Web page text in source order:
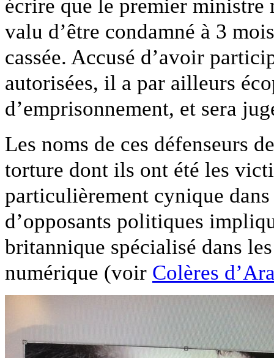
écrire que le premier ministre
valu d’être condamné à 3
cassée. Accusé d’avoir
autorisées, il a par ailleurs
d’emprisonnement, et sera
Les noms de ces défenseurs
torture dont ils ont été les
particulièrement cynique
d’opposants politiques
britannique spécialisé dans
numérique (voir Colères